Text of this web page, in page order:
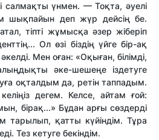
салмақты үнмен. — Тоқта, әуелі
шықпайын деп жүр дейсің бе.
тіпті жұмысқа әзер жіберіп
Ол өзі біздің үйге бір-ақ
Мен оған: «Оқыған, білімді,
әке-шешеңе іздетуге
оқталдым да, ретін таппадым.
дегем. Келсе, айтам ғой:
бірақ...» Бұдан арғы сөздерді
тарылып, қатты күйіндім. Тұра
Тез кетуге бекіндім.